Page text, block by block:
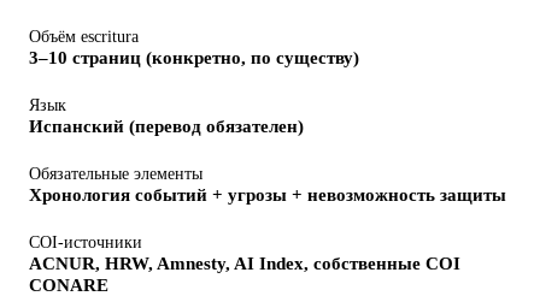
Объём escritura
3–10 страниц (конкретно, по существу)
Язык
Испанский (перевод обязателен)
Обязательные элементы
Хронология событий + угрозы + невозможность защиты
COI-источники
ACNUR, HRW, Amnesty, AI Index, собственные COI
CONARE